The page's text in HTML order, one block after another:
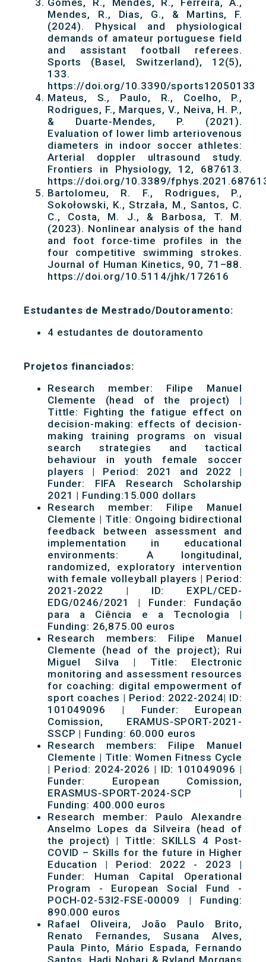
Gomes, R., Mendes, R., Ferreira, A.,
Mendes, R., Dias, G., & Martins, F.
(2024). Physical and physiological
demands of amateur portuguese field
and assistant football referees.
Sports (Basel, Switzerland), 12(5),
133.
https://doi.org/10.3390/sports12050133
Mateus, S., Paulo, R., Coelho, P.,
Rodrigues, F., Marques, V., Neiva, H. P.,
& Duarte-Mendes, P. (2021).
Evaluation of lower limb arteriovenous
diameters in indoor soccer athletes:
Arterial doppler ultrasound study.
Frontiers in Physiology, 12, 687613.
https://doi.org/10.3389/
Bartolomeu, R. F., Rodrigues, P.,
Sokołowski, K., Strzała, M., Santos, C.
C., Costa, M. J., & Barbosa, T. M.
(2023). Nonlinear analysis of the hand
and foot force-time profiles in the
four competitive swimming strokes.
Journal of Human Kinetics, 90, 71–88.
https://doi.org/10.5114/jhk/172616
Estudantes de Mestrado/Doutoramento:
4 estudantes de doutoramento
Projetos financiados:
Research member: Filipe Manuel
Clemente (head of the project) |
Tittle: Fighting the fatigue effect on
decision-making: effects of decision-
making training programs on visual
search strategies and tactical
behaviour in youth female soccer
players | Period: 2021 and 2022 |
Funder: FIFA Research Scholarship
2021 | Funding:15.000 dollars
Research member: Filipe Manuel
Clemente | Title: Ongoing bidirectional
feedback between assessment and
implementation in educational
environments: A longitudinal,
randomized, exploratory intervention
with female volleyball players | Period:
2021-2022 | ID: EXPL/CED-
EDG/0246/2021 | Funder: Fundação
para a Ciência e a Tecnologia |
Funding: 26,875.00 euros
Research members: Filipe Manuel
Clemente (head of the project); Rui
Miguel Silva | Title: Electronic
monitoring and assessment resources
for coaching: digital empowerment of
sport coaches | Period: 2022-2024| ID:
101049096 | Funder: European
Comission, ERAMUS-SPORT-2021-
SSCP | Funding: 60.000 euros
Research members: Filipe Manuel
Clemente | Title: Women Fitness Cycle
| Period: 2024-2026 | ID: 101049096 |
Funder: European Comission,
ERASMUS-SPORT-2024-SCP |
Funding: 400.000 euros
Research member: Paulo Alexandre
Anselmo Lopes da Silveira (head of
the project) | Tittle: SKILLS 4 Post-
COVID – Skills for the future in Higher
Education | Period: 2022 - 2023 |
Funder: Human Capital Operational
Program - European Social Fund -
POCH-02-53I2-FSE-00009 | Funding:
890.000 euros
Rafael Oliveira, João Paulo Brito,
Renato Fernandes, Susana Alves,
Paula Pinto, Mário Espada, Fernando
Santos, Hadi Nobari & Ryland Morgans